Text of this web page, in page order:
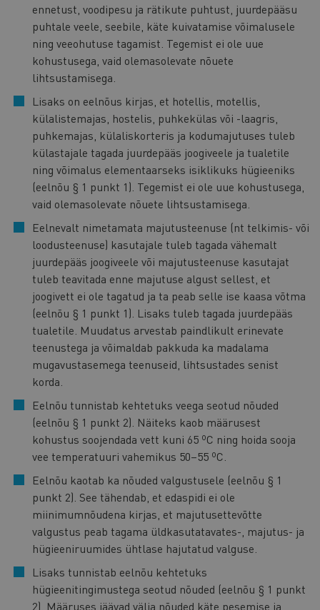
ennetust, voodipesu ja rätikute puhtust, juurdepääsu
puhtale veele, seebile, käte kuivatamise võimalusele
ning veeohutuse tagamist. Tegemist ei ole uue
kohustusega, vaid olemasolevate nõuete
lihtsustamisega.
Lisaks on eelnõus kirjas, et hotellis, motellis,
külalistemajas, hostelis, puhkekülas või -laagris,
puhkemajas, külaliskorteris ja kodumajutuses tuleb
külastajale tagada juurdepääs joogiveele ja tualetile
ning võimalus elementaarseks isiklikuks hügieeniks
(eelnõu § 1 punkt 1). Tegemist ei ole uue kohustusega,
vaid olemasolevate nõuete lihtsustamisega.
Eelnevalt nimetamata majutusteenuse (nt telkimis- või
loodusteenuse) kasutajale tuleb tagada vähemalt
juurdepääs joogiveele või majutusteenuse kasutajat
tuleb teavitada enne majutuse algust sellest, et
joogivett ei ole tagatud ja ta peab selle ise kaasa võtma
(eelnõu § 1 punkt 1). Lisaks tuleb tagada juurdepääs
tualetile. Muudatus arvestab paindlikult erinevate
teenustega ja võimaldab pakkuda ka madalama
mugavustasemega teenuseid, lihtsustades senist
korda.
Eelnõu tunnistab kehtetuks veega seotud nõuded
(eelnõu § 1 punkt 2). Näiteks kaob määrusest
kohustus soojendada vett kuni 65 ºC ning hoida sooja
vee temperatuuri vahemikus 50–55 ºC.
Eelnõu kaotab ka nõuded valgustusele (eelnõu § 1
punkt 2). See tähendab, et edaspidi ei ole
miinimumnõudena kirjas, et majutusettevõtte
valgustus peab tagama üldkasutatavates-, majutus- ja
hügieeniruumides ühtlase hajutatud valguse.
Lisaks tunnistab eelnõu kehtetuks
hügieenitingimustega seotud nõuded (eelnõu § 1 punkt
2). Määruses jäävad välja nõuded käte pesemise ja